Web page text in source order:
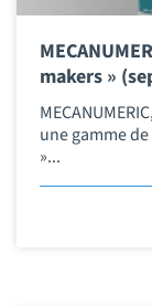
makers »
une gamme
»...